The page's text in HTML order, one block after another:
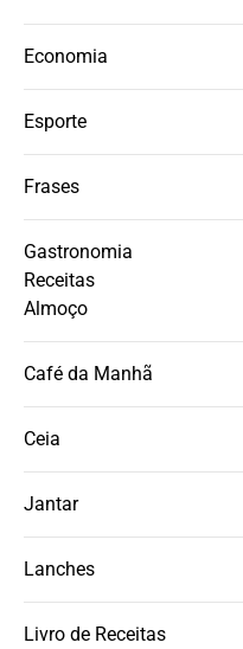
Economia
Esporte
Frases
Gastronomia
Receitas
Almoço
Café da Manhã
Ceia
Jantar
Lanches
Livro de Receitas